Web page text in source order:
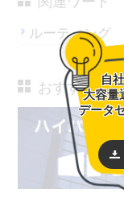
ルーティング
おすすめサ
自
大容量
データ